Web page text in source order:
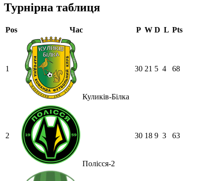
Турнірна таблиця
Pos Час P W D L Pts
1
Куликів-Білка
30 21 5 4 68
2
Полісся-2
30 18 9 3 63